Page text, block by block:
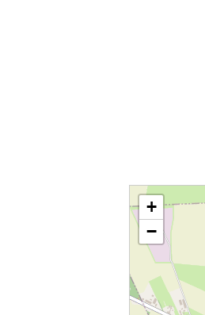
Kaart /
+
−